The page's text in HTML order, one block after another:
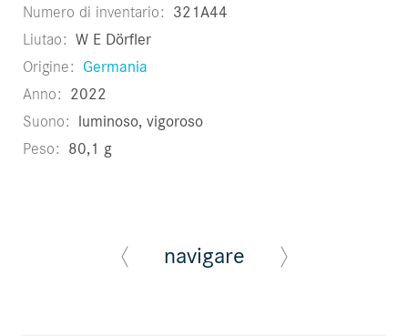
Numero di inventario 321A44
Liutao W E Dörfler
Origine Germania
Anno 2022
Suono luminoso, vigoroso
Peso 80,1 g
navigare